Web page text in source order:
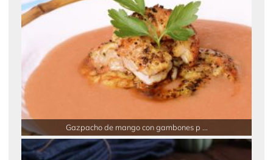
Gazpacho de mango con gambones p ...